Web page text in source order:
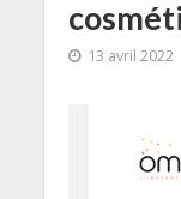
13 avril 2022